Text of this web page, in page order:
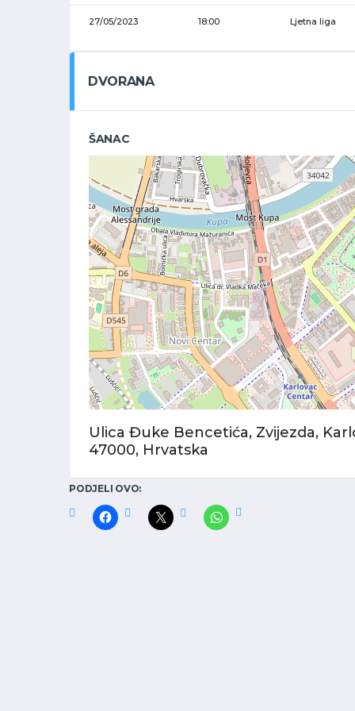
27/05/2023 18:00 Ljetna liga
DVORANA
ŠANAC
Ulica Đuke Bencetića, Zvijezda,
47000, Hrvatska
PODJELI OVO: